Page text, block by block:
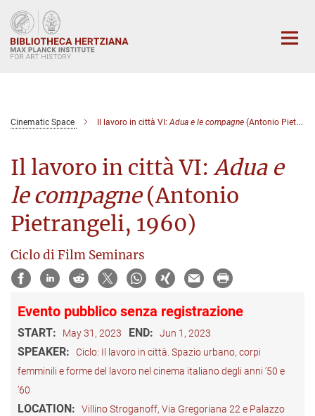
Main-
Content
Cinematic Space Il lavoro in città VI: Adua e le compagne (Antonio Pietrangeli, 1960)
Il lavoro in città VI: Adua e
le compagne(Antonio
Pietrangeli, 1960)
Ciclo di Film Seminars
Evento pubblico senza registrazione
START: May 31, 2023 END: Jun 1, 2023
SPEAKER:
Ciclo: Il lavoro in città. Spazio urbano, corpi
femminili e forme del lavoro nel cinema italiano degli anni ’50 e
’60
LOCATION:
Villino Stroganoff, Via Gregoriana 22 e Palazzo